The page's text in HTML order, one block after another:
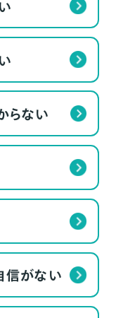
らない
信がない